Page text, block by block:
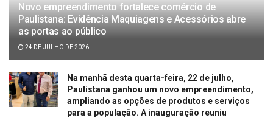
Novo empreendimento fortalece comércio de
Paulistana: Evidência Maquiagens e Acessórios abre
as portas ao público
24 DE JULHO DE 2026
Na manhã desta quarta-feira, 22 de julho,
Paulistana ganhou um novo empreendimento,
ampliando as opções de produtos e serviços
para a população. A inauguração reuniu